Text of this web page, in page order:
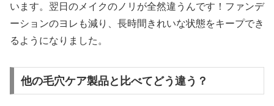
います。翌日のメイクのノリが全然違うんです！ファンデ
ーションのヨレも減り、長時間きれいな状態をキープでき
るようになりました。
他の毛穴ケア製品と比べてどう違う？